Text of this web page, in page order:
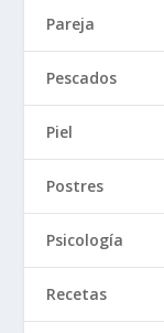
Pareja
Pescados
Piel
Postres
Psicología
Recetas